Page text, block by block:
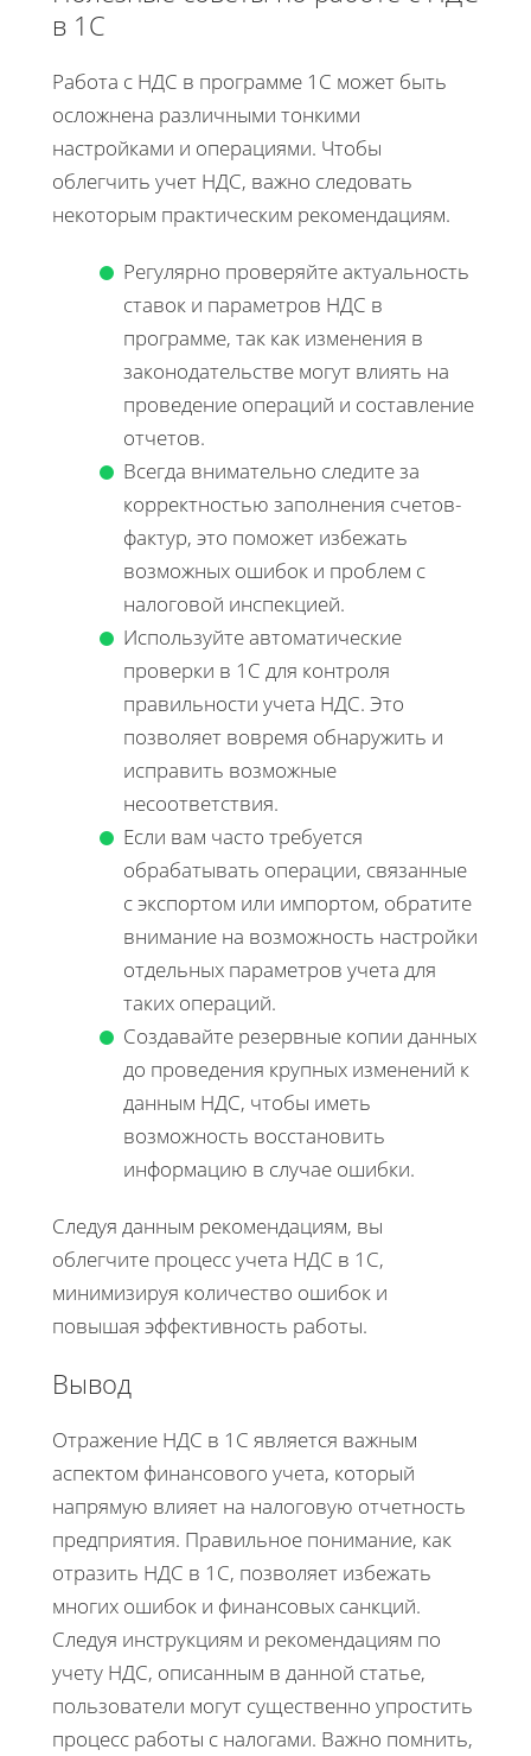
в 1С
Работа с НДС в программе 1С может быть
осложнена различными тонкими
настройками и операциями. Чтобы
облегчить учет НДС, важно следовать
некоторым практическим рекомендациям.
Регулярно проверяйте актуальность
ставок и параметров НДС в
программе, так как изменения в
законодательстве могут влиять на
проведение операций и составление
отчетов.
Всегда внимательно следите за
корректностью заполнения счетов-
фактур, это поможет избежать
возможных ошибок и проблем с
налоговой инспекцией.
Используйте автоматические
проверки в 1С для контроля
правильности учета НДС. Это
позволяет вовремя обнаружить и
исправить возможные
несоответствия.
Если вам часто требуется
обрабатывать операции, связанные
с экспортом или импортом, обратите
внимание на возможность настройки
отдельных параметров учета для
таких операций.
Создавайте резервные копии данных
до проведения крупных изменений к
данным НДС, чтобы иметь
возможность восстановить
информацию в случае ошибки.
Следуя данным рекомендациям, вы
облегчите процесс учета НДС в 1С,
минимизируя количество ошибок и
повышая эффективность работы.
Вывод
Отражение НДС в 1С является важным
аспектом финансового учета, который
напрямую влияет на налоговую отчетность
предприятия. Правильное понимание, как
отразить НДС в 1С, позволяет избежать
многих ошибок и финансовых санкций.
Следуя инструкциям и рекомендациям по
учету НДС, описанным в данной статье,
пользователи могут существенно упростить
процесс работы с налогами. Важно помнить,